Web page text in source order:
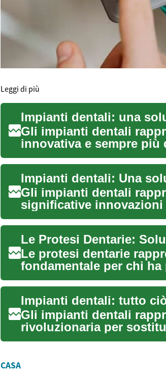
Leggi di più
Gli impianti dentali
innovativa e sempre
mancanti. Que...
Gli impianti dentali
significative
moderna. Quest...
Le protesi dentarie
fondamentale per chi
la possibilit...
Impianti dentali: tutto
Gli impianti dentali
rivoluzionaria per
ripristinare un sor...
CASA